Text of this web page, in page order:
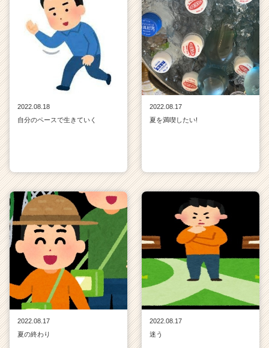
2022.08.18
自分のペースで生きていく
2022.08.17
夏を満喫したい!
2022.08.17
夏の終わり
2022.08.17
迷う